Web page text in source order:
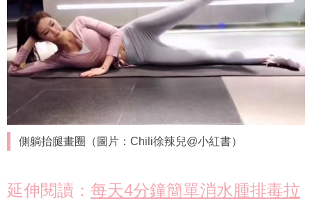
側躺抬腿畫圈（圖片：Chili徐辣兒@小紅書）
延伸閱讀： 每天4分鐘簡單消水腫排毒拉